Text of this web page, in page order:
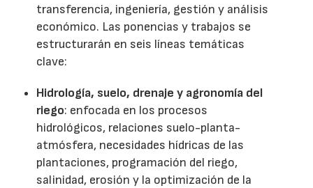
transferencia, ingeniería, gestión y análisis
económico. Las ponencias y trabajos se
estructurarán en seis líneas temáticas
clave:
Hidrología, suelo, drenaje y agronomía del
riego: enfocada en los procesos
hidrológicos, relaciones suelo-planta-
atmósfera, necesidades hídricas de las
plantaciones, programación del riego,
salinidad, erosión y la optimización de la